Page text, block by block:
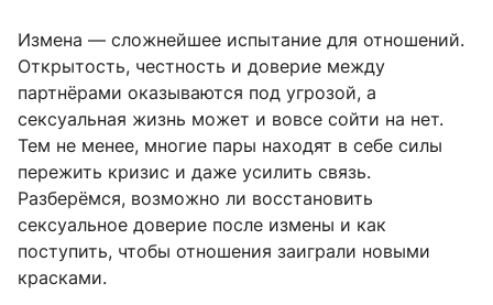
Измена — сложнейшее испытание для отношений.
Открытость, честность и доверие между
партнёрами оказываются под угрозой, а
сексуальная жизнь может и вовсе сойти на нет.
Тем не менее, многие пары находят в себе силы
пережить кризис и даже усилить связь.
Разберёмся, возможно ли восстановить
сексуальное доверие после измены и как
поступить, чтобы отношения заиграли новыми
красками.